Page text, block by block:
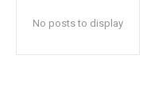
No posts to display